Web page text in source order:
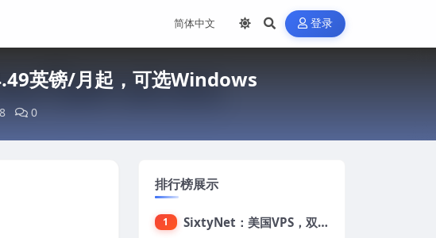
登录
英镑/月起，可选Windows
0
排行榜展示
1 SixtyNet：美国VPS，双ISP类住宅IP(AT&T)，CN2 GIA网络，超高DDoS防御，$14/月，2G内存/2核/40gSSD/5T流量/10Gbps带宽